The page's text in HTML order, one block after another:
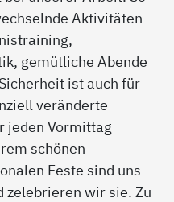
Aktivitäten
gemütliche Abende
ist auch für
veränderte
jeden Vormittag
schönen
Feste sind uns
zelebrieren wir sie. Zu